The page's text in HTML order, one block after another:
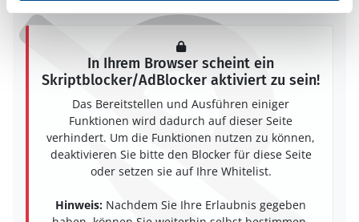
In Ihrem Browser scheint ein
Skriptblocker/AdBlocker aktiviert zu sein!
Das Bereitstellen und Ausführen einiger
Funktionen wird dadurch auf dieser Seite
verhindert. Um die Funktionen nutzen zu können,
deaktivieren Sie bitte den Blocker für diese Seite
oder setzen sie auf Ihre Whitelist.
Hinweis: Nachdem Sie Ihre Erlaubnis gegeben